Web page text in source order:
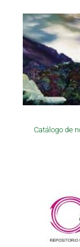
Catálogo de